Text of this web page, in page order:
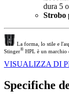
dura 5
Strobo
La forma, lo stile e
Stinger® HPL è un marchio
VISUALIZZA DI
Specifiche